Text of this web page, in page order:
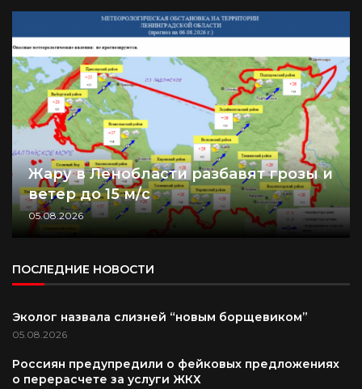
Жару в Ленобласти разбавят грозы и
ветер до 15 м/с
05.08.2026
ПОСЛЕДНИЕ НОВОСТИ
Эколог назвала слизней “новым борщевиком”
05.08.2026
Россиян предупредили о фейковых предложениях
о перерасчете за услуги ЖКХ